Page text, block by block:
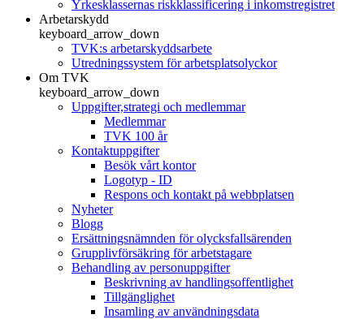
Yrkesklassernas riskklassificering i inkomstregistret
Arbetarskydd
keyboard_arrow_down
TVK:s arbetarskyddsarbete
Utredningssystem för arbetsplatsolyckor
Om TVK
keyboard_arrow_down
Uppgifter,strategi och medlemmar
Medlemmar
TVK 100 år
Kontaktuppgifter
Besök vårt kontor
Logotyp - ID
Respons och kontakt på webbplatsen
Nyheter
Blogg
Ersättningsnämnden för olycksfallsärenden
Grupplivförsäkring för arbetstagare
Behandling av personuppgifter
Beskrivning av handlingsoffentlighet
Tillgänglighet
Insamling av användningsdata